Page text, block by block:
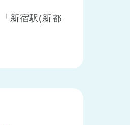
新宿駅(新都